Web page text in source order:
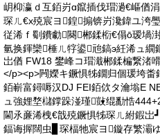
岄枊瀛ｄ互銆岃ɑ鑹插伐瑁濄€嶇偤
琛ㄦ€х殑宸ヨ鍠搧锛岃瀺鍏ユ洿
従浠ｆ劅鐨勮闋郴鍒椼€傝ō瑷堝
氫换鍕欒棰ㄦ牸鍙兘鎬э紝浠ュ
岀偤 FW18 鐢峰コ瑁濈郴鍒楄繋渚
</p><p>闁嬫キ鐝惧牬鐗归個瑗垮
銆嶄富鐞嗕汉DJ FEI銆佽タ瀹塕E
ュ強娌堥櫧鐣跺湴瑾敱绲勫悎
閫氶亷浠栧€戠殑鐝惧牬琛ㄦ紨鍜
鍢诲搱闊虫▊琛楅牠宸ヨ鏇存繁灞